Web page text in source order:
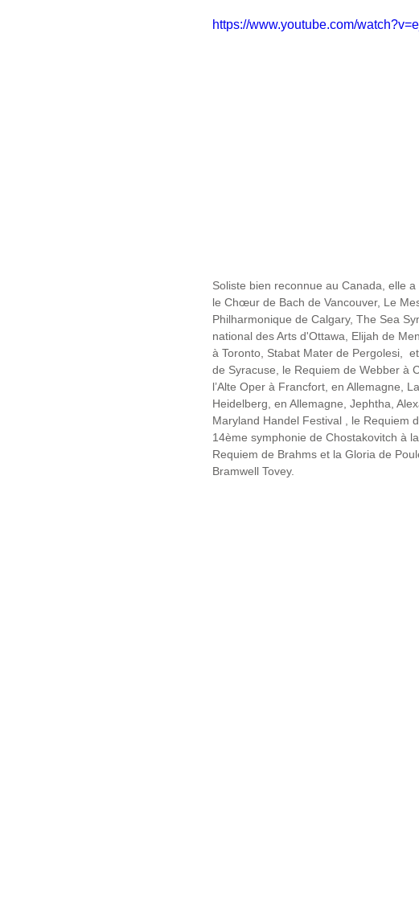
https://www.youtube.com/
Soliste bien reconnue au Canada, elle
le Chœur de Bach de Vancouver, Le
Philharmonique de Calgary, The Sea
national des Arts d'Ottawa, Elijah de
à Toronto, Stabat Mater de Pergolesi,
de Syracuse, le Requiem de Webber à
l’Alte Oper à Francfort, en Allemagne,
Heidelberg, en Allemagne, Jephtha,
Maryland Handel Festival , le Requiem
14ème symphonie de Chostakovitch à
Requiem de Brahms et la Gloria de
Bramwell Tovey.